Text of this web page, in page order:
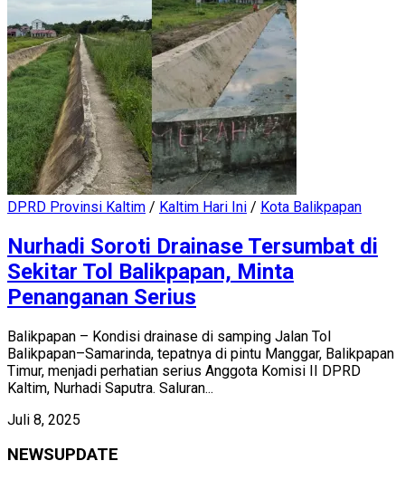
DPRD Provinsi Kaltim / Kaltim Hari Ini / Kota Balikpapan
Nurhadi Soroti Drainase Tersumbat di
Sekitar Tol Balikpapan, Minta
Penanganan Serius
Balikpapan – Kondisi drainase di samping Jalan Tol
Balikpapan–Samarinda, tepatnya di pintu Manggar, Balikpapan
Timur, menjadi perhatian serius Anggota Komisi II DPRD
Kaltim, Nurhadi Saputra. Saluran...
Juli 8, 2025
NEWSUPDATE